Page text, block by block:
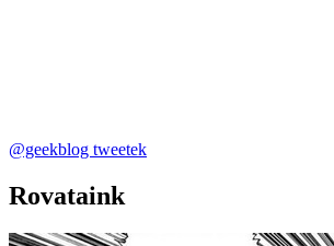
@geekblog tweetek
Rovataink